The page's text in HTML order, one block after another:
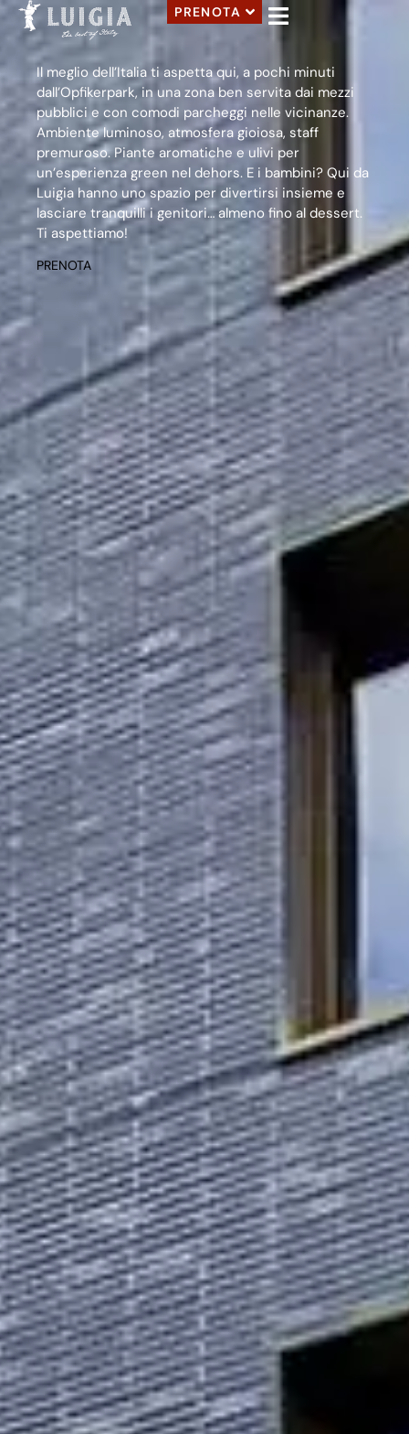
PRENOTA
Il meglio dell’Italia ti aspetta qui, a pochi minuti
dall’Opfikerpark, in una zona ben servita dai mezzi
pubblici e con comodi parcheggi nelle vicinanze.
Ambiente luminoso, atmosfera gioiosa, staff
premuroso. Piante aromatiche e ulivi per
un’esperienza green nel dehors. E i bambini? Qui da
Luigia hanno uno spazio per divertirsi insieme e
lasciare tranquilli i genitori… almeno fino al dessert.
Ti aspettiamo!
PRENOTA